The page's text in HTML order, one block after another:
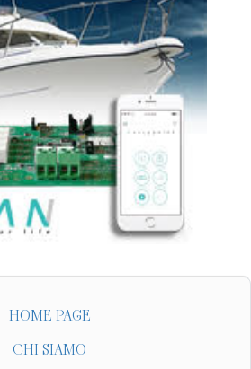
HOME PAGE
CHI SIAMO